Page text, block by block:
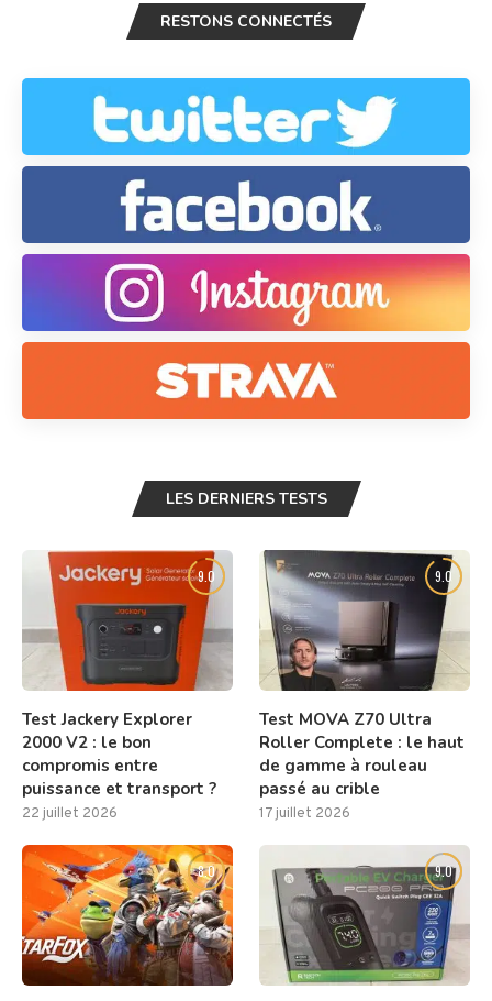
RESTONS CONNECTÉS
LES DERNIERS TESTS
9.0
Test Jackery Explorer
2000 V2 : le bon
compromis entre
puissance et transport ?
22 juillet 2026
9.0
Test MOVA Z70 Ultra
Roller Complete : le haut
de gamme à rouleau
passé au crible
17 juillet 2026
8.0 9.0